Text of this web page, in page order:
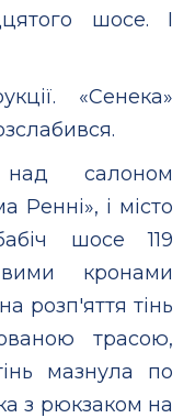
шосе. І
«Сенека»
салоном
Ренні», і місто
шосе 119
кронами
розп'яття тінь
трасою,
мазнула по
з рюкзаком на